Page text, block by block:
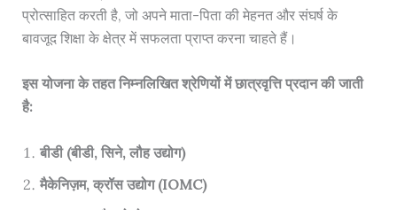
प्रोत्साहित करती है, जो अपने माता-पिता की मेहनत और संघर्ष के
बावजूद शिक्षा के क्षेत्र में सफलता प्राप्त करना चाहते हैं।
इस योजना के तहत निम्नलिखित श्रेणियों में छात्रवृत्ति प्रदान की जाती
है:
बीडी (बीडी, सिने, लौह उद्योग)
मैकेनिज़म, क्रॉस उद्योग (IOMC)